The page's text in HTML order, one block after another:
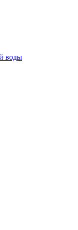
воды